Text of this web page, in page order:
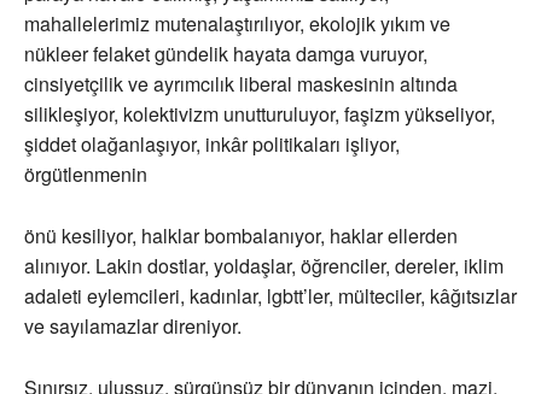
mahallelerimiz mutenalaştırılıyor, ekolojik yıkım ve
nükleer felaket gündelik hayata damga vuruyor,
cinsiyetçilik ve ayrımcılık liberal maskesinin altında
silikleşiyor, kolektivizm unutturuluyor, faşizm yükseliyor,
şiddet olağanlaşıyor, inkâr politikaları işliyor,
örgütlenmenin
önü kesiliyor, halklar bombalanıyor, haklar ellerden
alınıyor. Lakin dostlar, yoldaşlar, öğrenciler, dereler, iklim
adaleti eylemcileri, kadınlar, lgbtt’ler, mülteciler, kâğıtsızlar
ve sayılamazlar direniyor.
Sınırsız, ulussuz, sürgünsüz bir dünyanın içinden, mazi,